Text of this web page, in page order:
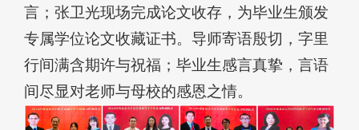
言；张卫光现场完成论文收存，为毕业生颁发
专属学位论文收藏证书。导师寄语殷切，字里
行间满含期许与祝福；毕业生感言真挚，言语
间尽显对老师与母校的感恩之情。